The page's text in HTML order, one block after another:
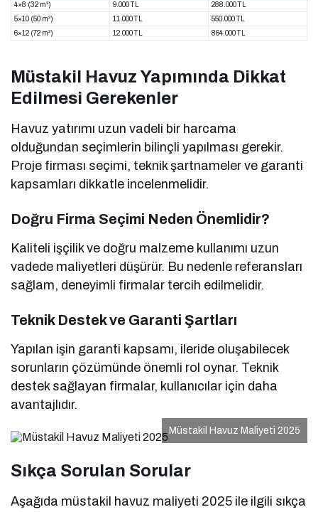
4×8 (32 m²)
9.000 TL
288.000 TL
5×10 (50 m²)
11.000 TL
550.000 TL
6×12 (72 m²)
12.000 TL 864.000 TL
Müstakil Havuz Yapımında Dikkat
Edilmesi Gerekenler
Havuz yatırımı uzun vadeli bir harcama
olduğundan seçimlerin bilinçli yapılması gerekir.
Proje firması seçimi, teknik şartnameler ve garanti
kapsamları dikkatle incelenmelidir.
Doğru Firma Seçimi Neden Önemlidir?
Kaliteli işçilik ve doğru malzeme kullanımı uzun
vadede maliyetleri düşürür. Bu nedenle referansları
sağlam, deneyimli firmalar tercih edilmelidir.
Teknik Destek ve Garanti Şartları
Yapılan işin garanti kapsamı, ileride oluşabilecek
sorunların çözümünde önemli rol oynar. Teknik
destek sağlayan firmalar, kullanıcılar için daha
avantajlıdır.
Müstakil Havuz Maliyeti 2025
Sıkça Sorulan Sorular
Aşağıda müstakil havuz maliyeti 2025 ile ilgili sıkça